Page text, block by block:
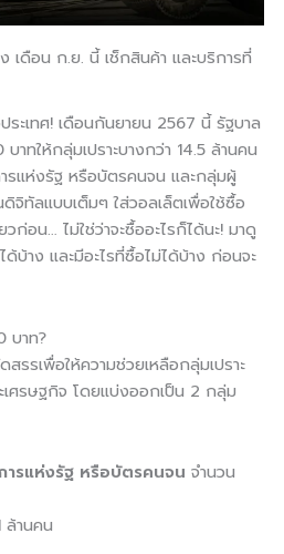
เดือน ก.ย. นี้ เช็กสินค้า และบริการที่
ระเทศ! เดือนกันยายน 2567 นี้ รัฐบาล
าทให้กลุ่มเปราะบางกว่า 14.5 ล้านคน
แห่งรัฐ หรือบัตรคนจน และกลุ่มผู้
จิทัลแบบเต็มๆ ใส่วอลเล็ตเพื่อใช้ซื้อ
ก่อน… ไม่ใช่ว่าจะซื้ออะไรก็ได้นะ! มาดู
ด้บ้าง และมีอะไรที่ซื้อไม่ได้บ้าง ก่อนจะ
บาท?
รรเพื่อให้ความช่วยเหลือกลุ่มเปราะ
เศรษฐกิจ โดยแบ่งออกเป็น 2 กลุ่ม
รแห่งรัฐ หรือบัตรคนจน จำนวน
ล้านคน